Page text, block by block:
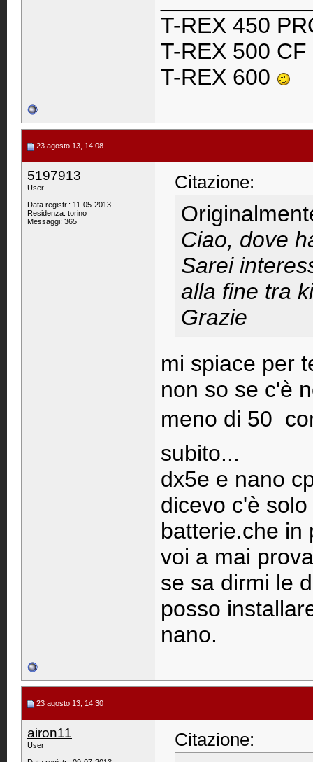
T-REX 450
T-REX 500 CF
T-REX 600
23 agosto 13, 14:08
5197913
User
Data registr.: 11-05-2013
Residenza: torino
Messaggi: 365
Citazione:
Ciao, dove
Sarei
alla fine tra
Grazie
mi spiace per
non so se c'è
meno di 50 
subito...
dx5e e nano
dicevo c'è
batterie.che in
voi a mai
se sa dirmi le
posso
nano.
23 agosto 13, 14:30
airon11
User
Citazione: